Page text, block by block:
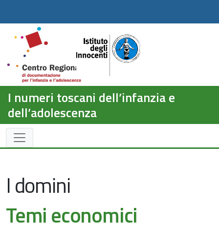
I numeri toscani dell’infanzia e
dell’adolescenza
I domini
Temi economici